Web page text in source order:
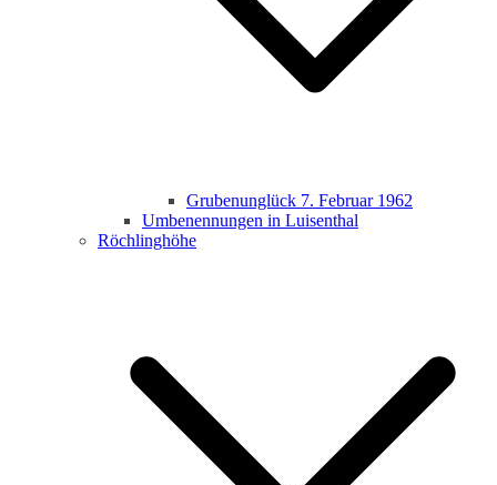
Grubenunglück 7. Februar 1962
Umbenennungen in Luisenthal
Röchlinghöhe